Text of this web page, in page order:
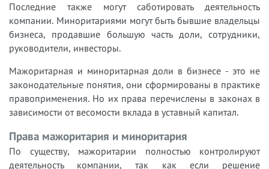
Последние также могут саботировать деятельность
компании. Миноритариями могут быть бывшие владельцы
бизнеса, продавшие большую часть доли, сотрудники,
руководители, инвесторы.
Мажоритарная и миноритарная доли в бизнесе - это не
законодательные понятия, они сформированы в практике
правоприменения. Но их права перечислены в законах в
зависимости от весомости вклада в уставный капитал.
Права мажоритария и миноритария
По существу, мажоритарии полностью контролируют
деятельность компании, так как если решение